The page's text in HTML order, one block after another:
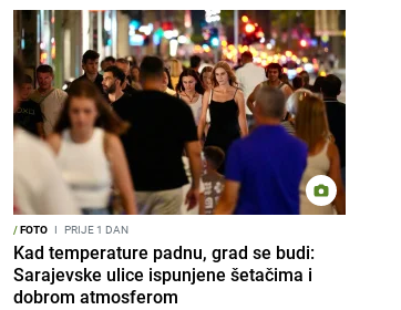
/FOTO I PRIJE 1 DAN
Kad temperature padnu, grad se budi:
Sarajevske ulice ispunjene šetačima i
dobrom atmosferom